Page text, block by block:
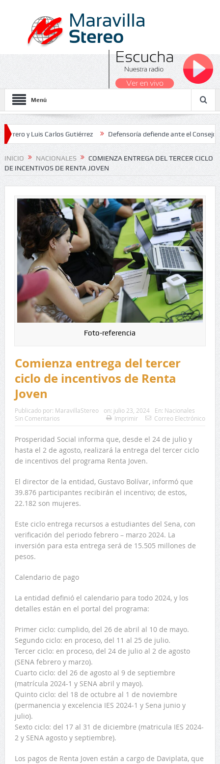
Menú
Carlos Gutiérrez Defensoría defiende ante el Consejo de
Nacionales 2026
INICIO NACIONALES
COMIENZA ENTREGA DEL TERCER CICLO
DE INCENTIVOS DE RENTA JOVEN
Foto-referencia
Comienza entrega del tercer
ciclo de incentivos de Renta
Joven
Publicado por: MaravillaStereo on: julio 23, 2024 En: Nacionales
Sin Comentarios
Imprimir Correo Electrónico
Prosperidad Social informa que, desde el 24 de julio y
hasta el 2 de agosto, realizará la entrega del tercer ciclo
de incentivos del programa Renta Joven.
El director de la entidad, Gustavo Bolívar, informó que
39.876 participantes recibirán el incentivo; de estos,
22.182 son mujeres.
Este ciclo entrega recursos a estudiantes del Sena, con
verificación del periodo febrero – marzo 2024. La
inversión para esta entrega será de 15.505 millones de
pesos.
Calendario de pago
La entidad definió el calendario para todo 2024, y los
detalles están en el portal del programa:
Primer ciclo: cumplido, del 26 de abril al 10 de mayo.
Segundo ciclo: en proceso, del 11 al 25 de julio.
Tercer ciclo: en proceso, del 24 de julio al 2 de agosto
(SENA febrero y marzo).
Cuarto ciclo: del 26 de agosto al 9 de septiembre
(matrícula 2024-1 y SENA abril y mayo).
Quinto ciclo: del 18 de octubre al 1 de noviembre
(permanencia y excelencia IES 2024-1 y Sena junio y
julio).
Sexto ciclo: del 17 al 31 de diciembre (matricula IES 2024-
2 y SENA agosto y septiembre).
Los pagos de Renta Joven están a cargo de Daviplata, que